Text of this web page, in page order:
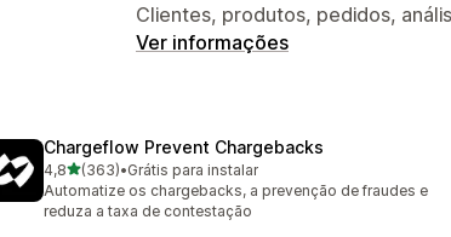
Clientes, produtos, pedidos,
Ver informações
Chargeflow Prevent Chargebacks
4,8de 5 estrelas
(363)
363 avaliações ao todo
•Grátis para instalar
Automatize os chargebacks, a prevenção de fraudes e
reduza a taxa de contestação